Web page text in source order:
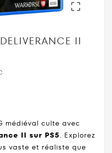

II
médiéval culte avec
II sur PS5. Explorez
vaste et réaliste que